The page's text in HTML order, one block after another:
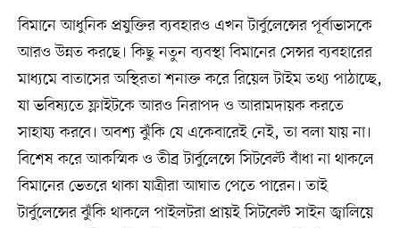
বিমানে আধুনিক প্রযুক্তির ব্যবহারও এখন টার্বুলেন্সের পূর্বাভাসকে
আরও উন্নত করছে। কিছু নতুন ব্যবস্থা বিমানের সেন্সর ব্যবহারের
মাধ্যমে বাতাসের অস্থিরতা শনাক্ত করে রিয়েল টাইম তথ্য পাঠাচ্ছে,
যা ভবিষ্যতে ফ্লাইটকে আরও নিরাপদ ও আরামদায়ক করতে
সাহায্য করবে। অবশ্য ঝুঁকি যে একেবারেই নেই, তা বলা যায় না।
বিশেষ করে আকস্মিক ও তীব্র টার্বুলেন্সে সিটবেল্ট বাঁধা না থাকলে
বিমানের ভেতরে থাকা যাত্রীরা আঘাত পেতে পারেন। তাই
টার্বুলেন্সের ঝুঁকি থাকলে পাইলটরা প্রায়ই সিটবেল্ট সাইন জ্বালিয়ে